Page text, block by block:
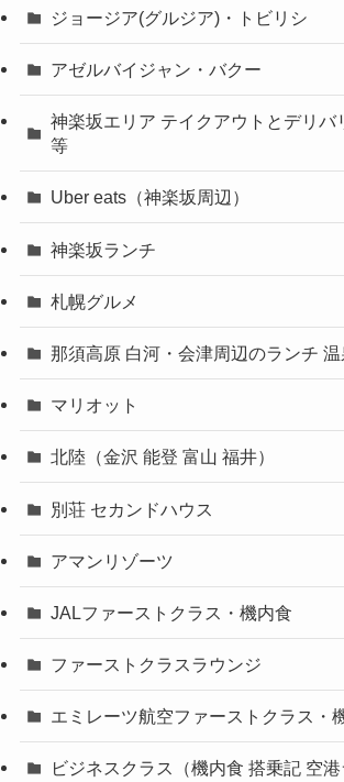
ジョージア(グルジア)・トビリシ
アゼルバイジャン・バクー
神楽坂エリア テイクアウトとデリバ
等
Uber eats（神楽坂周辺）
神楽坂ランチ
札幌グルメ
那須高原 白河・会津周辺のランチ
マリオット
北陸（金沢 能登 富山 福井）
別荘 セカンドハウス
アマンリゾーツ
JALファーストクラス・機内食
ファーストクラスラウンジ
エミレーツ航空ファーストクラス・
ビジネスクラス（機内食 搭乗記 空港